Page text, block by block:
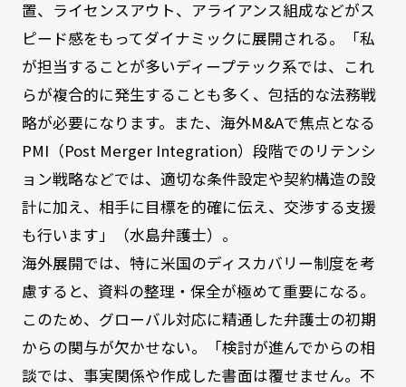
置、ライセンスアウト、アライアンス組成などがス
ピード感をもってダイナミックに展開される。「私
が担当することが多いディープテック系では、これ
らが複合的に発生することも多く、包括的な法務戦
略が必要になります。また、海外M&Aで焦点となる
PMI（Post Merger Integration）段階でのリテンシ
ョン戦略などでは、適切な条件設定や契約構造の設
計に加え、相手に目標を的確に伝え、交渉する支援
も行います」（水島弁護士）。
海外展開では、特に米国のディスカバリー制度を考
慮すると、資料の整理・保全が極めて重要になる。
このため、グローバル対応に精通した弁護士の初期
からの関与が欠かせない。「検討が進んでからの相
談では、事実関係や作成した書面は覆せません。不